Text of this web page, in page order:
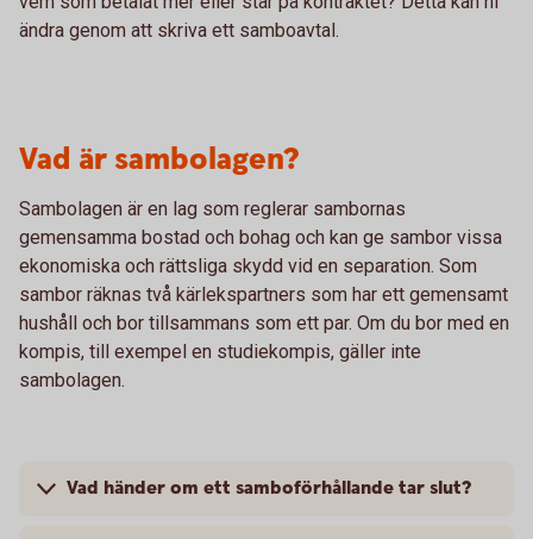
ändra genom att skriva ett samboavtal.
Vad är sambolagen?
Sambolagen är en lag som reglerar sambornas
gemensamma bostad och bohag och kan ge sambor vissa
ekonomiska och rättsliga skydd vid en separation. Som
sambor räknas två kärlekspartners som har ett gemensamt
hushåll och bor tillsammans som ett par. Om du bor med en
kompis, till exempel en studiekompis, gäller inte
sambolagen.
Vad händer om ett samboförhållande tar slut?